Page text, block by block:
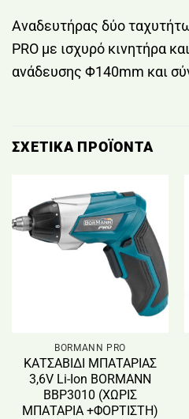
Αναδευτήρας δύο
PRO με ισχυρό κινητήρα
ανάδευσης Φ140mm και
ΣΧΕΤΙΚΆ ΠΡΟΪΌΝΤΑ
BORMANN PRO
ΚΑΤΣΑΒΙΔΙ ΜΠΑΤΑΡΙΑΣ
3,6V Li-Ion BORMANN
BBP3010 (ΧΩΡΙΣ
ΜΠΑΤΑΡΙΑ +ΦΟΡΤΙΣΤΗ)